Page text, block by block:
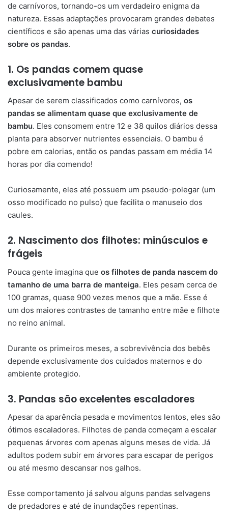
de carnívoros, tornando-os um verdadeiro enigma da
natureza. Essas adaptações provocaram grandes debates
científicos e são apenas uma das várias curiosidades
sobre os pandas.
1. Os pandas comem quase
exclusivamente bambu
Apesar de serem classificados como carnívoros, os
pandas se alimentam quase que exclusivamente de
bambu. Eles consomem entre 12 e 38 quilos diários dessa
planta para absorver nutrientes essenciais. O bambu é
pobre em calorias, então os pandas passam em média 14
horas por dia comendo!
Curiosamente, eles até possuem um pseudo-polegar (um
osso modificado no pulso) que facilita o manuseio dos
caules.
2. Nascimento dos filhotes: minúsculos e
frágeis
Pouca gente imagina que os filhotes de panda nascem do
tamanho de uma barra de manteiga. Eles pesam cerca de
100 gramas, quase 900 vezes menos que a mãe. Esse é
um dos maiores contrastes de tamanho entre mãe e filhote
no reino animal.
Durante os primeiros meses, a sobrevivência dos bebês
depende exclusivamente dos cuidados maternos e do
ambiente protegido.
3. Pandas são excelentes escaladores
Apesar da aparência pesada e movimentos lentos, eles são
ótimos escaladores. Filhotes de panda começam a escalar
pequenas árvores com apenas alguns meses de vida. Já
adultos podem subir em árvores para escapar de perigos
ou até mesmo descansar nos galhos.
Esse comportamento já salvou alguns pandas selvagens
de predadores e até de inundações repentinas.